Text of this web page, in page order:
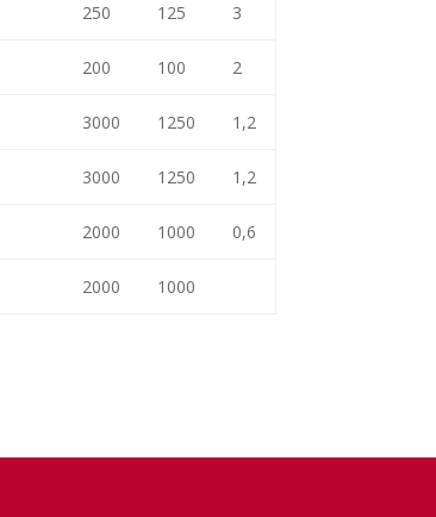
250 125 3
200 100 2
3000 1250 1,2
3000 1250 1,2
2000 1000 0,6
2000 1000